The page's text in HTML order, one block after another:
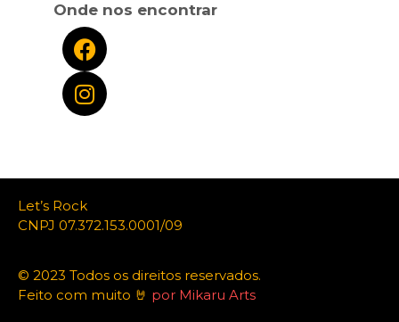
Onde nos encontrar
Let’s Rock
CNPJ 07.372.153.0001/09
© 2023 Todos os direitos reservados.
Feito com muito 🤘 por Mikaru Arts